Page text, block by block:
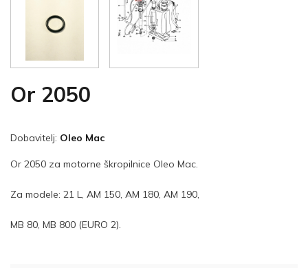
Or 2050
Dobavitelj: Oleo Mac
Or 2050 za motorne škropilnice Oleo Mac.
Za modele: 21 L, AM 150, AM 180, AM 190,
MB 80, MB 800 (EURO 2).